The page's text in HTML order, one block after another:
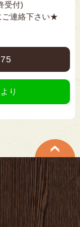
受付)
ご連絡下さい★
り